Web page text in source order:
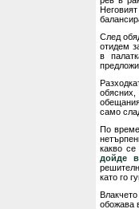
След
отидем
в
само
По
какво
дойде
като го
обожава